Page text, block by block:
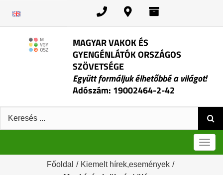
MAGYAR VAKOK ÉS
GYENGÉNLÁTÓK ORSZÁGOS
SZÖVETSÉGE
Együtt formáljuk élhetőbbé a világot!
Adószám: 19002464-2-42
Keresés:
Főoldal / Kiemelt hírek,események /